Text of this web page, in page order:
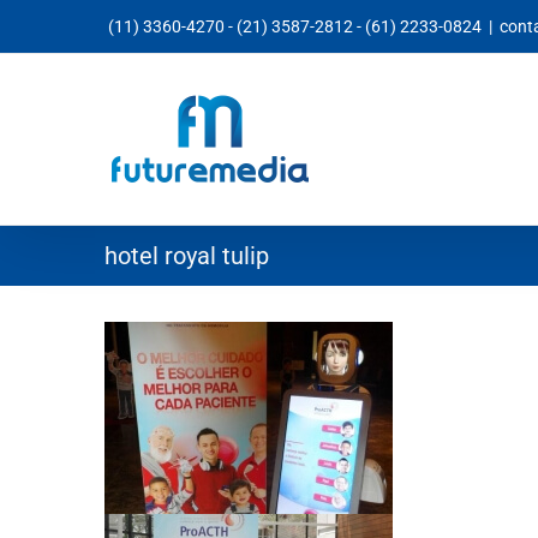
para
(11) 3360-4270 - (21) 3587-2812 - (61) 2233-0824 |
hotel royal tulip